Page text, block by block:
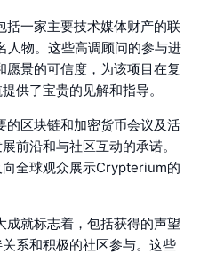
一家主要技术媒体财产的联
物。这些高调顾问的参与进
景的可信度，为该项目在复
供了宝贵的见解和指导。
区块链和加密货币会议及活
前沿和与社区互动的承诺。
全球观众展示Crypterium的
就标志着，包括获得的声望
系和积极的社区参与。这些